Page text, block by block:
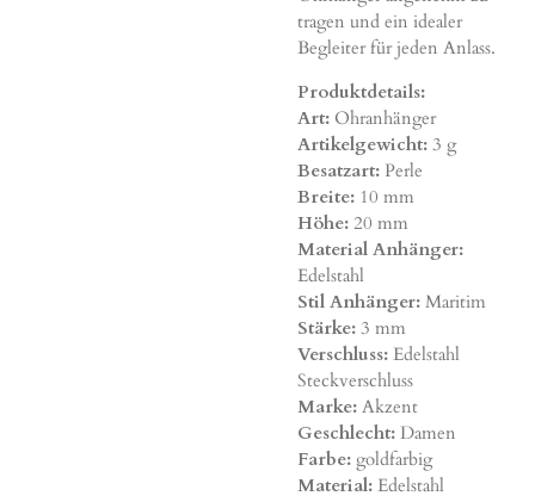
tragen und ein idealer
Begleiter für jeden Anlass.
Produktdetails:
Art: Ohranhänger
Artikelgewicht: 3 g
Besatzart: Perle
Breite: 10 mm
Höhe: 20 mm
Material Anhänger:
Edelstahl
Stil Anhänger: Maritim
Stärke: 3 mm
Verschluss: Edelstahl
Steckverschluss
Marke: Akzent
Geschlecht: Damen
Farbe: goldfarbig
Material: Edelstahl